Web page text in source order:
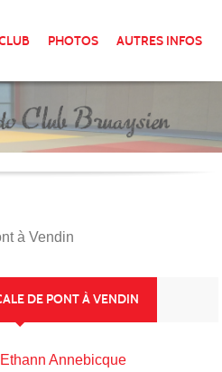
PHOTOS AUTRES INFOS
à Vendin
DE PONT À VENDIN
Ethann Annebicque